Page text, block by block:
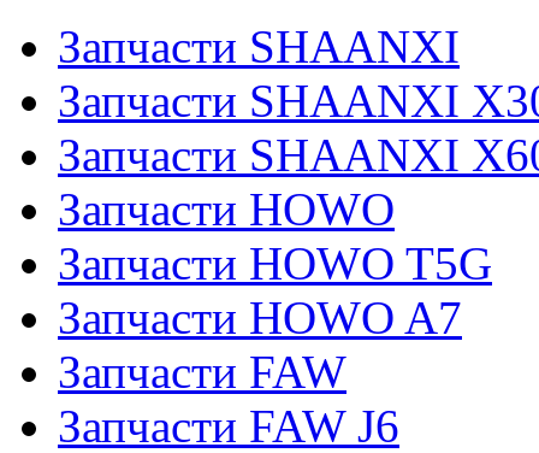
Запчасти SHAANXI
Запчасти SHAANXI
Запчасти SHAANXI
Запчасти HOWO
Запчасти HOWO T5G
Запчасти HOWO A7
Запчасти FAW
Запчасти FAW J6